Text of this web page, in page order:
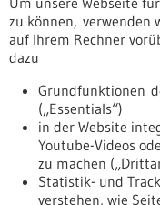
Erscheinungsdatum
zu können, verwenden
auf Ihrem Rechner
dazu
Grundfunktionen
(„Essentials“)
in der Website
Youtube-Videos
zu machen
Statistik- und
verstehen, wie